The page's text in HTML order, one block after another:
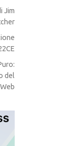
Jim
del
Web